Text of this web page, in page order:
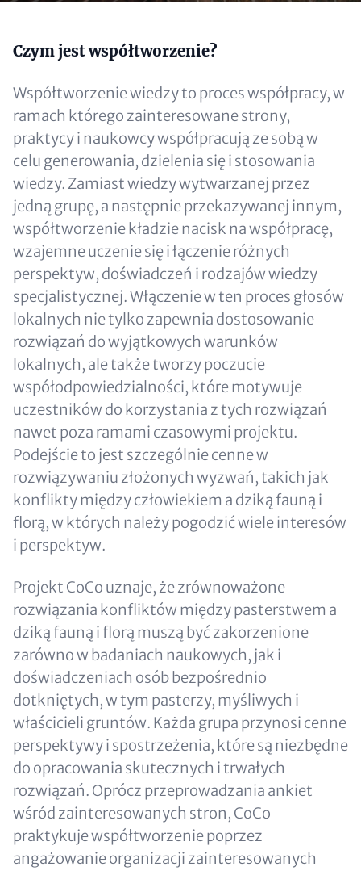
Content
Czym jest współtworzenie?
Współtworzenie wiedzy to proces współpracy, w
ramach którego zainteresowane strony,
praktycy i naukowcy współpracują ze sobą w
celu generowania, dzielenia się i stosowania
wiedzy. Zamiast wiedzy wytwarzanej przez
jedną grupę, a następnie przekazywanej innym,
współtworzenie kładzie nacisk na współpracę,
wzajemne uczenie się i łączenie różnych
perspektyw, doświadczeń i rodzajów wiedzy
specjalistycznej. Włączenie w ten proces głosów
lokalnych nie tylko zapewnia dostosowanie
rozwiązań do wyjątkowych warunków
lokalnych, ale także tworzy poczucie
współodpowiedzialności, które motywuje
uczestników do korzystania z tych rozwiązań
nawet poza ramami czasowymi projektu.
Podejście to jest szczególnie cenne w
rozwiązywaniu złożonych wyzwań, takich jak
konflikty między człowiekiem a dziką fauną i
florą, w których należy pogodzić wiele interesów
i perspektyw.
Projekt CoCo uznaje, że zrównoważone
rozwiązania konfliktów między pasterstwem a
dziką fauną i florą muszą być zakorzenione
zarówno w badaniach naukowych, jak i
doświadczeniach osób bezpośrednio
dotkniętych, w tym pasterzy, myśliwych i
właścicieli gruntów. Każda grupa przynosi cenne
perspektywy i spostrzeżenia, które są niezbędne
do opracowania skutecznych i trwałych
rozwiązań. Oprócz przeprowadzania ankiet
wśród zainteresowanych stron, CoCo
praktykuje współtworzenie poprzez
angażowanie organizacji zainteresowanych